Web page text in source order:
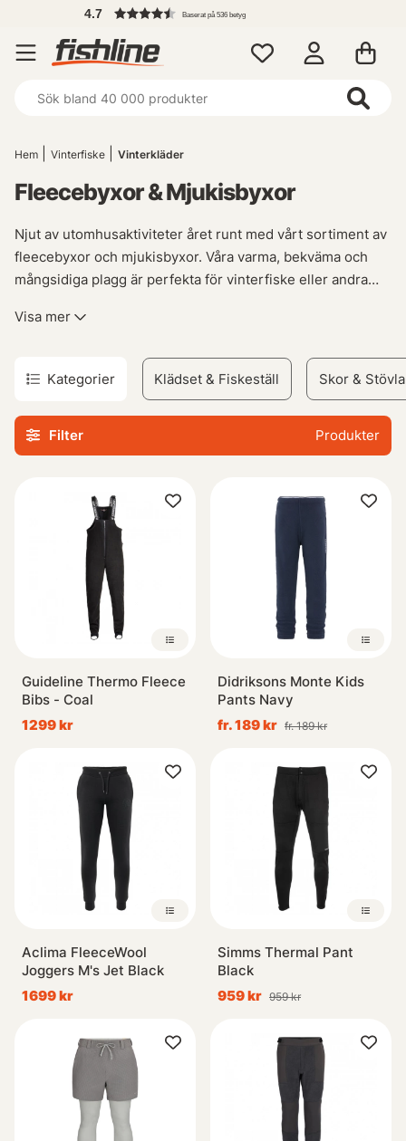
Baserat på 536 betyg
Hem Vinterfiske Vinterkläder
Fleecebyxor & Mjukisbyxor
Njut av utomhusaktiviteter året runt med vårt sortiment av
fleecebyxor och mjukisbyxor. Våra varma, bekväma och
mångsidiga plagg är perfekta för vinterfiske eller andra
dina fiskarställ eller bara vill hålla dig varm vid vattnet, så
som ger optimal rörelsefrihet samtidigt som de skyddar
mot kyla. Med högkvalitativa material kan du vara säker på
att kläderna kommer att hålla i längden utan att
kompromissa med stil eller prestanda.
Visa mer
Kategorier Klädset & Fiskeställ Skor &
Filter Produkter
Guideline Thermo Fleece
Bibs - Coal
1299 kr
Didriksons Monte Kids
Pants Navy
fr. 189 kr fr. 189 kr
Aclima FleeceWool
Joggers M's Jet Black
1699 kr
Simms Thermal Pant
Black
959 kr 959 kr